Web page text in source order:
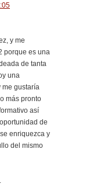
y me
porque es una
de tanta
una
gustaría
más pronto
así
de
enriquezca y
del mismo